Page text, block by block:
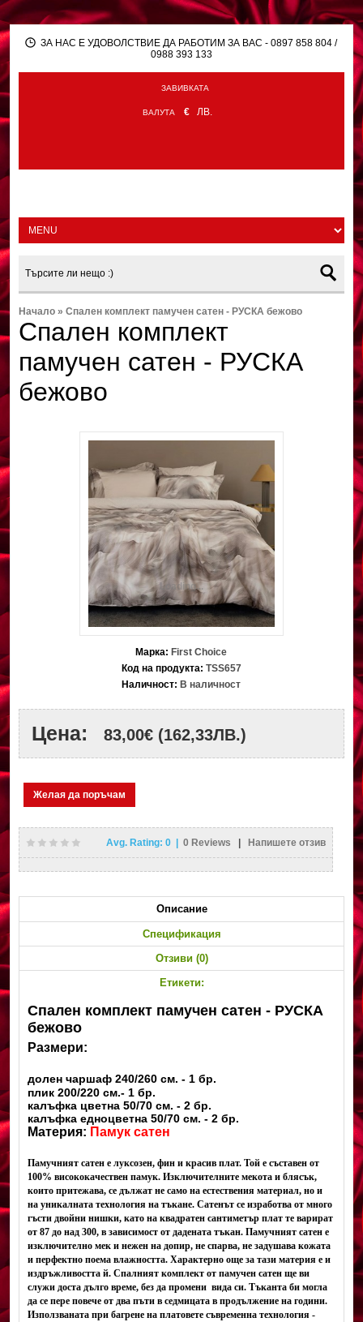
ЗА НАС Е УДОВОЛСТВИЕ ДА РАБОТИМ ЗА ВАС - 0897 858 804 /
0988 393 133
ЗАВИВКАТА
ВАЛУТА € ЛВ.
Начало »Спален комплект памучен сатен - РУСКА бежово
Спален комплект
памучен сатен - РУСКА
бежово
Loading...
Марка: First Choice
Код на продукта: TSS657
Наличност: В наличност
Цена: 83,00€ (162,33ЛВ.)
Желая да поръчам
Avg. Rating: 0 0 Reviews Напишете отзив
Описание
Спецификация
Отзиви (0)
Етикети:
Спален комплект памучен сатен - РУСКА
бежово
Размери:
долен чаршаф 240/260 см. - 1 бр.
плик 200/220 см.- 1 бр.
калъфка цветна 50/70 см. - 2 бр.
калъфка едноцветна 50/70 см. - 2 бр.
Материя: Памук сатен
Памучният сатен е луксозен, фин и красив плат. Той е съставен от
100% висококачествен памук. Изключителните мекота и блясък,
които притежава, се дължат не само на естествения материал, но и
на уникалната технология на тъкане. Сатенът се изработва от много
гъсти двойни нишки, като на квадратен сантиметър плат те варират
от 87 до над 300, в зависимост от дадената тъкан. Памучният сатен е
изключително мек и нежен на допир, не спарва, не задушава кожата
и перфектно поема влажността. Характерно още за тази материя е и
издръжливостта й. Спалният комплект от памучен сатен ще ви
служи доста дълго време, без да промени вида си. Тъканта би могла
да се пере повече от два пъти в седмицата в продължение на години.
Използваната при багрене на платовете съвременна технология -